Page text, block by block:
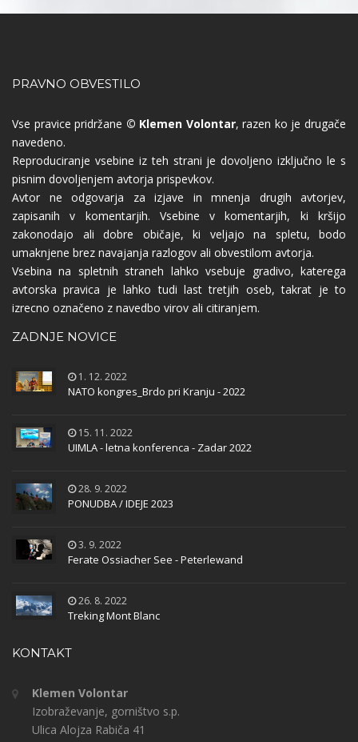
PRAVNO OBVESTILO
Vse pravice pridržane © Klemen Volontar, razen ko je drugače
navedeno.
Reproduciranje vsebine iz teh strani je dovoljeno izključno le s
pisnim dovoljenjem avtorja prispevkov.
Avtor ne odgovarja za izjave in mnenja drugih avtorjev,
zapisanih v komentarjih. Vsebine v komentarjih, ki kršijo
zakonodajo ali dobre običaje, ki veljajo na spletu, bodo
umaknjene brez navajanja razlogov ali obvestilom avtorja.
Vsebina na spletnih straneh lahko vsebuje gradivo, katerega
avtorska pravica je lahko tudi last tretjih oseb, takrat je to
izrecno označeno z navedbo virov ali citiranjem.
ZADNJE NOVICE
1. 12. 2022
NATO kongres_Brdo pri Kranju - 2022
15. 11. 2022
UIMLA - letna konferenca - Zadar 2022
28. 9. 2022
PONUDBA / IDEJE 2023
3. 9. 2022
Ferate Ossiacher See - Peterlewand
26. 8. 2022
Treking Mont Blanc
KONTAKT
Klemen Volontar
Izobraževanje, gorništvo s.p.
Ulica Alojza Rabiča 41